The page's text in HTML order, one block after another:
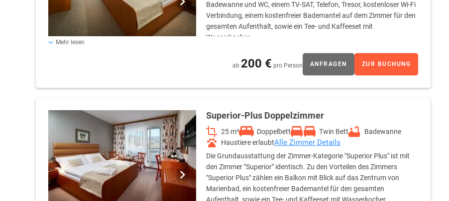
Badewanne und WC, einem TV-SAT, Telefon, Tresor, kostenloser Wi-Fi
Verbindung, einem kostenfreier Bademantel auf dem Zimmer für den
gesamten Aufenthalt, sowie ein Tee- und Kaffeeset mit
Wasserkocher.
Mehr lesen
ab 200 € pro Person ANFRAGEN ZUR BUCHUNG
Superior-Plus Doppelzimmer
25 m² Doppelbett Twin Bett
Badewanne
Haustiere erlaubtAlle Zimmer Details
Die Grundausstattung der Zimmer-Kategorie "Superior Plus" ist mit
den Zimmer "Superior" identisch. Zu den Vorteilen des Zimmers
"Superior Plus" zählen ein Balkon mit Blick auf das Zentrum von
Marienbad, ein kostenfreier Bademantel für den gesamten